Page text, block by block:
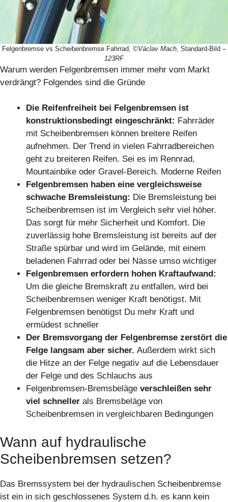
Felgenbremse vs Scheibenbremse Fahrrad, ©Václav Mach , Standard-Bild –
123RF
Warum werden Felgenbremsen immer mehr vom Markt
verdrängt? Folgendes sind die Gründe
Die Reifenfreiheit bei Felgenbremsen ist
konstruktionsbedingt eingeschränkt: Fahrräder
mit Scheibenbremsen können breitere Reifen
aufnehmen. Der Trend in vielen Fahrradbereichen
geht zu breiteren Reifen. Sei es im Rennrad,
Mountainbike oder Gravel-Bereich. Moderne Reifen
Felgenbremsen haben eine vergleichsweise
schwache Bremsleistung: Die Bremsleistung bei
Scheibenbremsen ist im Vergleich sehr viel höher.
Das sorgt für mehr Sicherheit und Komfort. Die
zuverlässig hohe Bremsleistung ist bereits auf der
Straße spürbar und wird im Gelände, mit einem
beladenen Fahrrad oder bei Nässe umso wichtiger
Felgenbremsen erfordern hohen Kraftaufwand:
Um die gleiche Bremskraft zu entfallen, wird bei
Scheibenbremsen weniger Kraft benötigst. Mit
Felgenbremsen benötigst Du mehr Kraft und
ermüdest schneller
Der Bremsvorgang der Felgenbremse zerstört die
Felge langsam aber sicher. Außerdem wirkt sich
die Hitze an der Felge negativ auf die Lebensdauer
der Felge und des Schlauchs aus
Felgenbremsen-Bremsbeläge verschleißen sehr
viel schneller als Bremsbeläge von
Scheibenbremsen in vergleichbaren Bedingungen
Wann auf hydraulische
Scheibenbremsen setzen?
Das Bremssystem bei der hydraulischen Scheibenbremse
ist ein in sich geschlossenes System d.h. es kann kein